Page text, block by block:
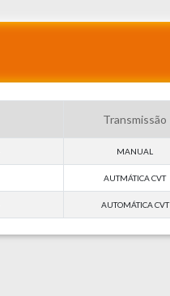
Transmissão
MANUAL
AUTMÁTICA CVT
AUTOMÁTICA CVT